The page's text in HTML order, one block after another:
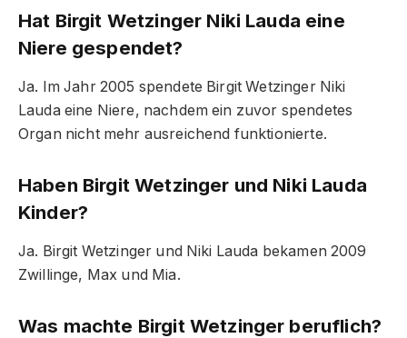
Hat Birgit Wetzinger Niki Lauda eine
Niere gespendet?
Ja. Im Jahr 2005 spendete Birgit Wetzinger Niki
Lauda eine Niere, nachdem ein zuvor spendetes
Organ nicht mehr ausreichend funktionierte.
Haben Birgit Wetzinger und Niki Lauda
Kinder?
Ja. Birgit Wetzinger und Niki Lauda bekamen 2009
Zwillinge, Max und Mia.
Was machte Birgit Wetzinger beruflich?